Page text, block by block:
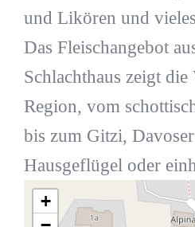
und Likören und
Das Fleischangebot
Schlachthaus zeigt
Region, vom
bis zum Gitzi,
Hausgeflügel oder
+